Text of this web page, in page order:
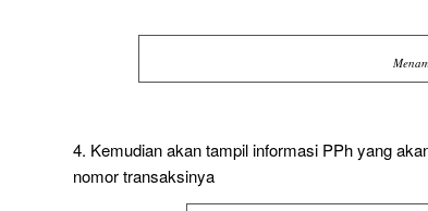
4. Kemudian akan tampil informasi PPh yang
nomor transaksinya